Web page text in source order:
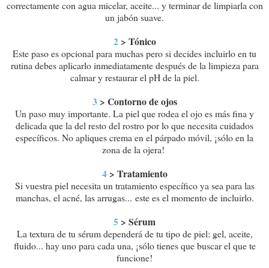
correctamente con agua micelar, aceite... y terminar de limpiarla con
un jabón suave.
2> Tónico
Este paso es opcional para muchas pero si decides incluirlo en tu
rutina debes aplicarlo inmediatamente después de la limpieza para
calmar y restaurar el pH de la piel.
3 > Contorno de ojos
Un paso muy importante. La piel que rodea el ojo es más fina y
delicada que la del resto del rostro por lo que necesita cuidados
específicos. No apliques crema en el párpado móvil, ¡sólo en la
zona de la ojera!
4> Tratamiento
Si vuestra piel necesita un tratamiento específico ya sea para las
manchas, el acné, las arrugas... este es el momento de incluirlo.
5 > Sérum
La textura de tu sérum dependerá de tu tipo de piel: gel, aceite,
fluido... hay uno para cada una, ¡sólo tienes que buscar el que te
funcione!